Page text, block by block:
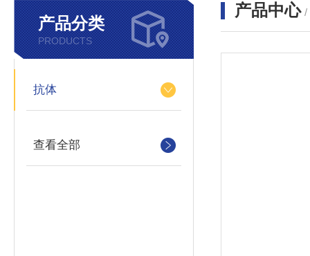
产品分类
PRODUCTS
抗体
查看全部
产品中心 /